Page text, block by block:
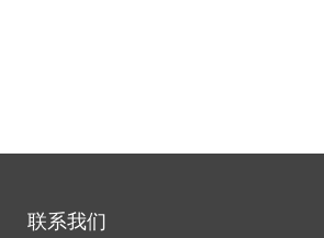
联系我们